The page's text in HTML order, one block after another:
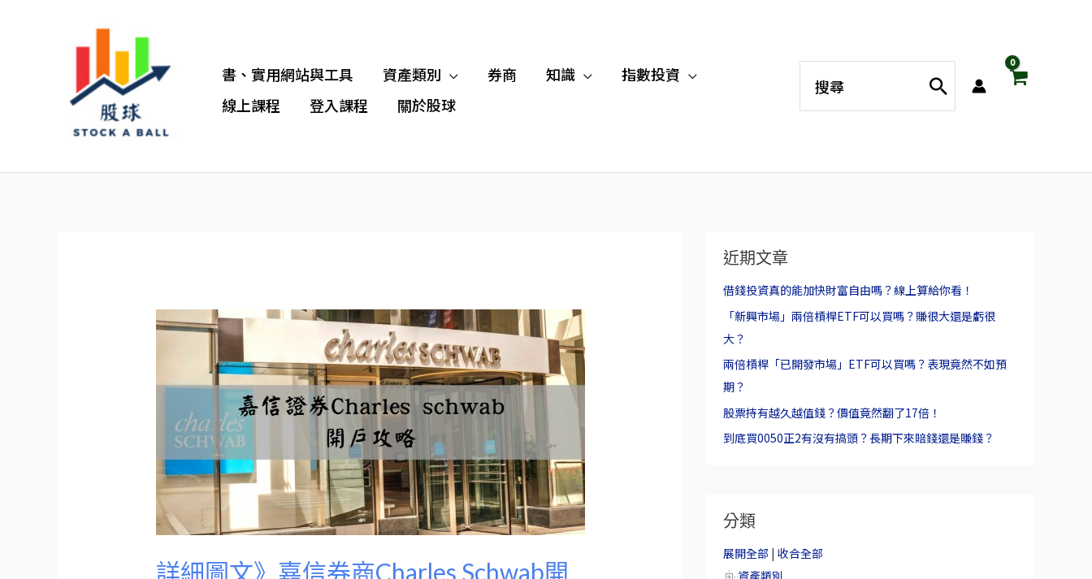
容
書、實用網站與工具 資產類別 券商 知識
指數投資
線上課程
登入課程 關於股球
尋：
詳細圖文》嘉信券商Charles Schwab開
詳
細
信
券
Charles
Schwab
開
戶
攻
略
近期文章
借錢投資真的能加快財富自由嗎？線上算給你看！
「新興市場」兩倍槓桿ETF可以買嗎？賺很大還是虧很
大？
兩倍槓桿「已開發市場」ETF可以買嗎？表現竟然不如預
期？
股票持有越久越值錢？價值竟然翻了17倍！
到底買0050正2有沒有搞頭？長期下來賠錢還是賺錢？
分類
展開全部 | 收合全部